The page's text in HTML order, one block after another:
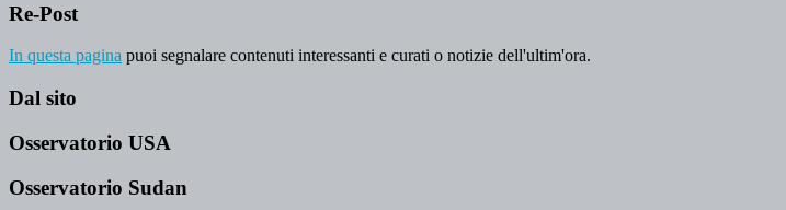
Re-Post
In questa pagina puoi segnalare contenuti interessanti e curati o notizie dell'ultim'ora.
Dal sito
Osservatorio USA
Osservatorio Sudan